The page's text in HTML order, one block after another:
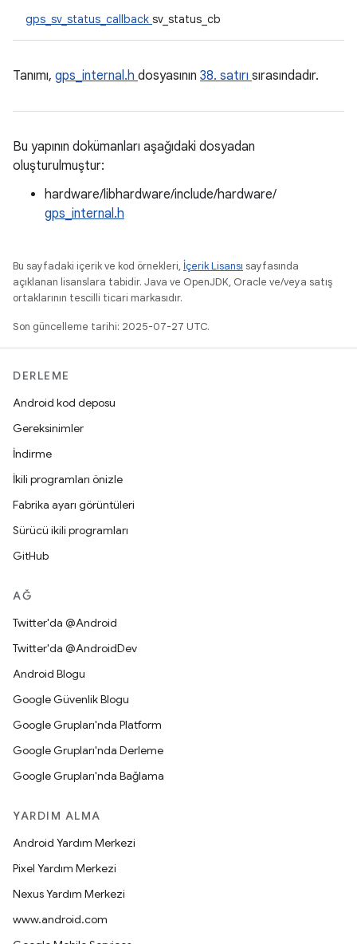
gps_sv_status_callback sv_status_cb
Tanımı, gps_internal.h dosyasının 38. satırı sırasındadır.
Bu yapının dokümanları aşağıdaki dosyadan
oluşturulmuştur:
hardware/libhardware/include/hardware/
gps_internal.h
Bu sayfadaki içerik ve kod örnekleri, İçerik Lisansı sayfasında
açıklanan lisanslara tabidir. Java ve OpenJDK, Oracle ve/veya satış
ortaklarının tescilli ticari markasıdır.
Son güncelleme tarihi: 2025-07-27 UTC.
DERLEME
Android kod deposu
Gereksinimler
İndirme
İkili programları önizle
Fabrika ayarı görüntüleri
Sürücü ikili programları
GitHub
AĞ
Twitter'da @Android
Twitter'da @AndroidDev
Android Blogu
Google Güvenlik Blogu
Google Grupları'nda Platform
Google Grupları'nda Derleme
Google Grupları'nda Bağlama
YARDIM ALMA
Android Yardım Merkezi
Pixel Yardım Merkezi
Nexus Yardım Merkezi
www.android.com